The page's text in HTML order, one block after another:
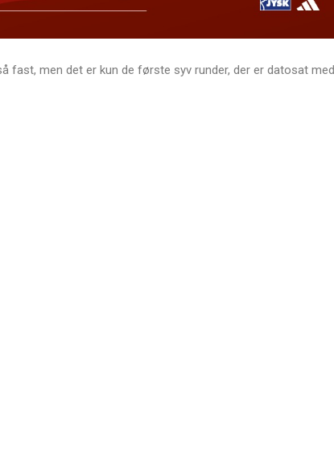
fast, men det er kun de første syv runder, der er datosat med